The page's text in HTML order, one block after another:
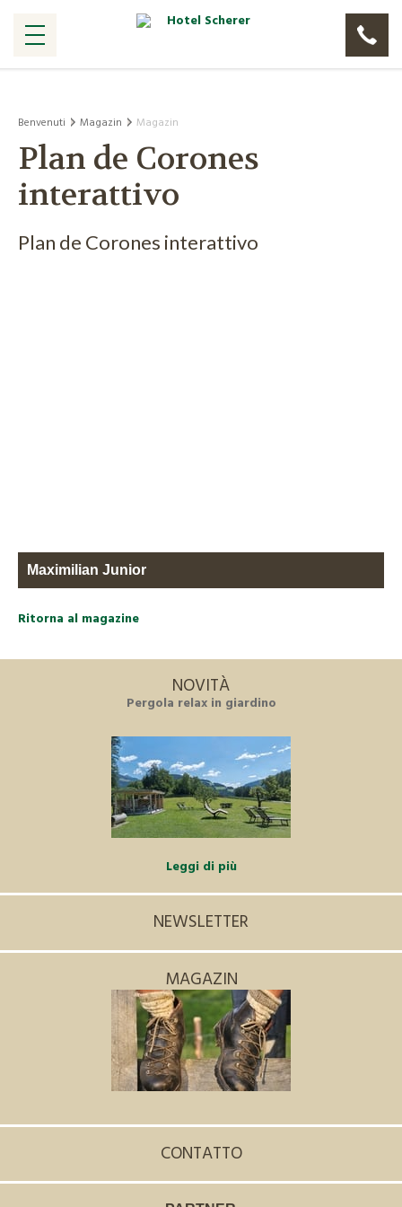
Benvenuti Magazin Magazin
Plan de Corones
interattivo
Plan de Corones interattivo
Maximilian Junior
Ritorna al magazine
NOVITÀ
Pergola relax in giardino
Leggi di più
NEWSLETTER
MAGAZIN
CONTATTO